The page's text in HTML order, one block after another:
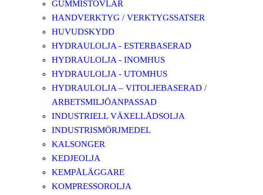
GUMMISTÖVLAR
HANDVERKTYG / VERKTYGSSATSER
HUVUDSKYDD
HYDRAULOLJA - ESTERBASERAD
HYDRAULOLJA - INOMHUS
HYDRAULOLJA - UTOMHUS
HYDRAULOLJA – VITOLJEBASERAD /
ARBETSMILJÖANPASSAD
INDUSTRIELL VÄXELLÅDSOLJA
INDUSTRISMÖRJMEDEL
KALSONGER
KEDJEOLJA
KEMPÅLÄGGARE
KOMPRESSOROLJA